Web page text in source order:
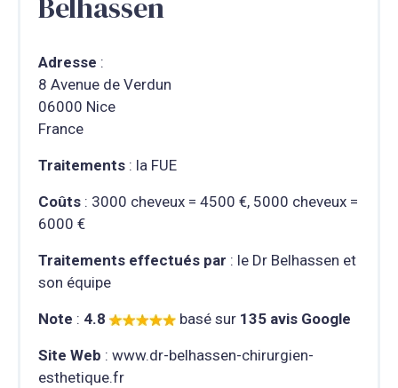
Adresse :
8 Avenue de Verdun
06000 Nice
France
Traitements : la FUE
Coûts : 3000 cheveux = 4500 €, 5000 cheveux =
6000 €
Traitements effectués par : le Dr Belhassen et
son équipe
Note : 4.8 basé sur 135 avis Google
Site Web : www.dr-belhassen-chirurgien-
esthetique.fr